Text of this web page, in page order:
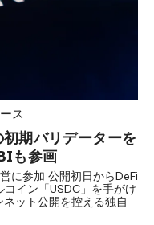
ス
期バリデーターを
も参画
に参加 公開初日からDeFi
イン「USDC」を手がけ
ット公開を控える独自